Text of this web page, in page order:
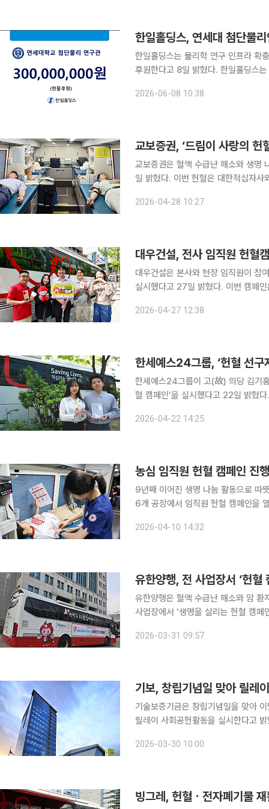
한일홀딩스, 연세대 첨단물
한일홀딩스는 물리학 연구 인프라 확
후원한다고 8일 밝혔다. 한일홀딩스는 이를 위해 5일 서울 서대문구 연세대학교 신촌캠퍼스 본관에
구관은 지상 4층, 지하 3층 규모 교육
2026-06-08 10:38
교보증권, ‘드림이 사랑의 헌
교보증권은 혈액 수급난 해소와 생명
일 밝혔다. 이번 헌혈은 대한적십자사와 연계해 만성적인 혈액 부족 문제 해결에 동참하고, 기업의
사에는 교보증권 임직원을 비롯해 본
2026-04-28 10:27
대우건설, 전사 임직원 헌혈
대우건설은 본사와 현장 임직원이 참
실시했다고 27일 밝혔다. 이번 캠페인은 대우건설 임직원이 을지로 본사 앞 헌혈버스를 방문해 직
2026-04-27 12:38
한세예스24그룹, ‘헌혈 선
한세예스24그룹이 고(故) 의당 김기
혈 캠페인’을 실시했다고 22일 밝혔
거 40주기 추모 헌혈 캠페인을 단순
2026-04-22 14:25
농심 임직원 헌혈 캠페인 진
9년째 이어진 생명 나눔 활동으로 따뜻한 기업 가치 전해 농심이
6개 공장에서 임직원 헌혈 캠페인을 열
정에서 수혈이 필요한 소아암 환아들
2026-04-10 14:32
유한양행, 전 사업장서 ‘헌혈
유한양행은 혈액 수급난 해소와 암
사업장에서 ‘생명을 살리는 헌혈 캠페인’을 진행했
총 71명이 참여했고 현재까지 누적 참
2026-03-31 09:57
기보, 창립기념일 맞아 릴레
기술보증기금은 창립기념일을 맞아
릴레이 사회공헌활동을 실시한다고 밝혔다. 이번 사회공헌주간은 지역상생과 소외
2026-03-30 10:00
빙그레, 헌혈ㆍ전자폐기물